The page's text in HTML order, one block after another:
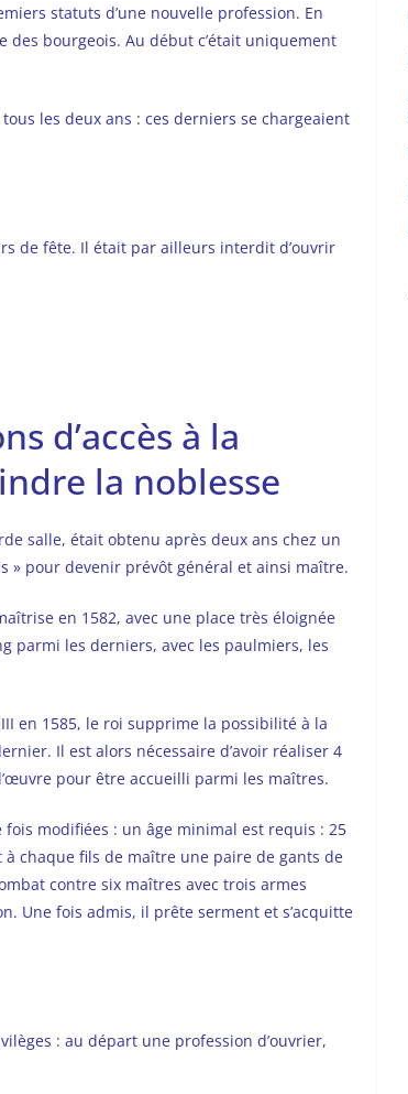
statuts d’une nouvelle profession. En
bourgeois. Au début c’était uniquement
les deux ans : ces derniers se chargeaient
de fête. Il était par ailleurs interdit d’ouvrir
d’accès à la
la noblesse
salle, était obtenu après deux ans chez un
» pour devenir prévôt général et ainsi maître.
en 1582, avec une place très éloignée
parmi les derniers, avec les paulmiers, les
en 1585, le roi supprime la possibilité à la
Il est alors nécessaire d’avoir réaliser 4
pour être accueilli parmi les maîtres.
modifiées : un âge minimal est requis : 25
chaque fils de maître une paire de gants de
contre six maîtres avec trois armes
Une fois admis, il prête serment et s’acquitte
: au départ une profession d’ouvrier,